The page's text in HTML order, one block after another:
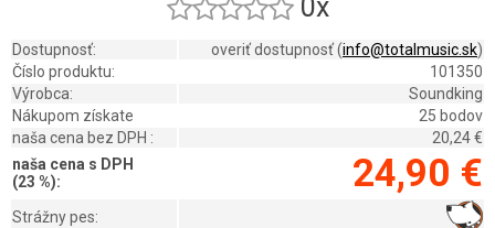
0x
Dostupnosť: overiť dostupnosť (info@totalmusic.sk)
Číslo produktu:
101350
Výrobca:
Soundking
Nákupom získate
25 bodov
naša cena bez DPH :
20,24 €
naša cena s DPH
(23 %):
24,90 €
Strážny pes: